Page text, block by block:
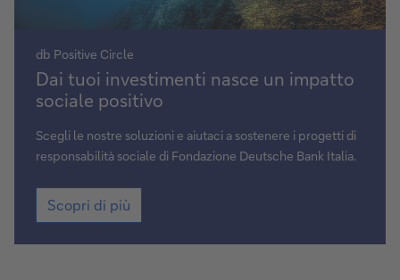
db Positive Circle
Scopri
di
più
Dai tuoi investimenti nasce un impatto
sociale positivo
Scegli le nostre soluzioni e aiutaci a sostenere i progetti di
responsabilità sociale di Fondazione Deutsche Bank Italia.
Scopri
di
più
Scopri di più